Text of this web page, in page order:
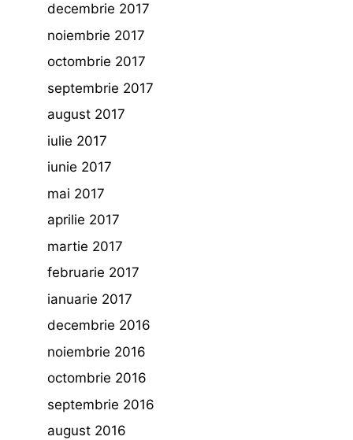
decembrie 2017
noiembrie 2017
octombrie 2017
septembrie 2017
august 2017
iulie 2017
iunie 2017
mai 2017
aprilie 2017
martie 2017
februarie 2017
ianuarie 2017
decembrie 2016
noiembrie 2016
octombrie 2016
septembrie 2016
august 2016